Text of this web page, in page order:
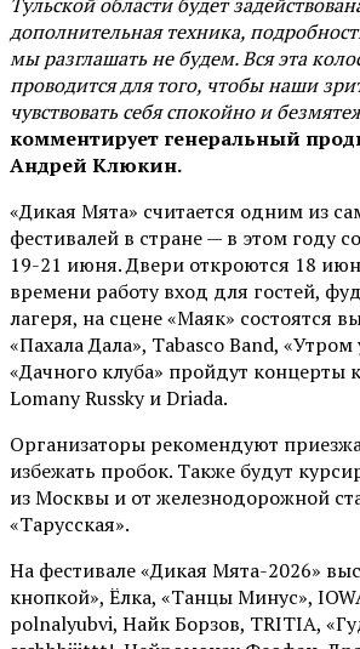
дополнительная техника,
мы разглашать не будем. Вся эта
проводится для того, чтобы наши
чувствовать себя спокойно и
комментирует генеральный
Андрей Клюкин.
«Дикая Мята» считается одним из
фестивалей в стране — в этом году
19-21 июня. Двери откроются 18
времени работу вход для гостей,
лагеря, на сцене «Маяк» состоятся
«Пахала Дала», Tabasco Band,
«Дачного клуба» пройдут концерты
Lomany Russky и Driada.
Организаторы рекомендуют
избежать пробок. Также будут
из Москвы и от железнодорожной
«Тарусская».
На фестивале «Дикая Мята-2026»
кнопкой», Ёлка, «Танцы Минус»,
polnalyubvi, Найк Борзов, TRITIA,